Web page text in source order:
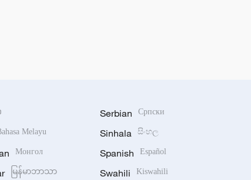
Melayu
Монгол
မြန်မာဘာသာ
Serbian Српски
Sinhala සිංහල
Spanish Español
Swahili Kiswahili